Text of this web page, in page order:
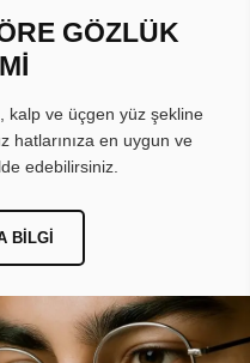
GÖZLÜK
kalp ve üçgen yüz şekline
hatlarınıza en uygun ve
edebilirsiniz.
BILGI